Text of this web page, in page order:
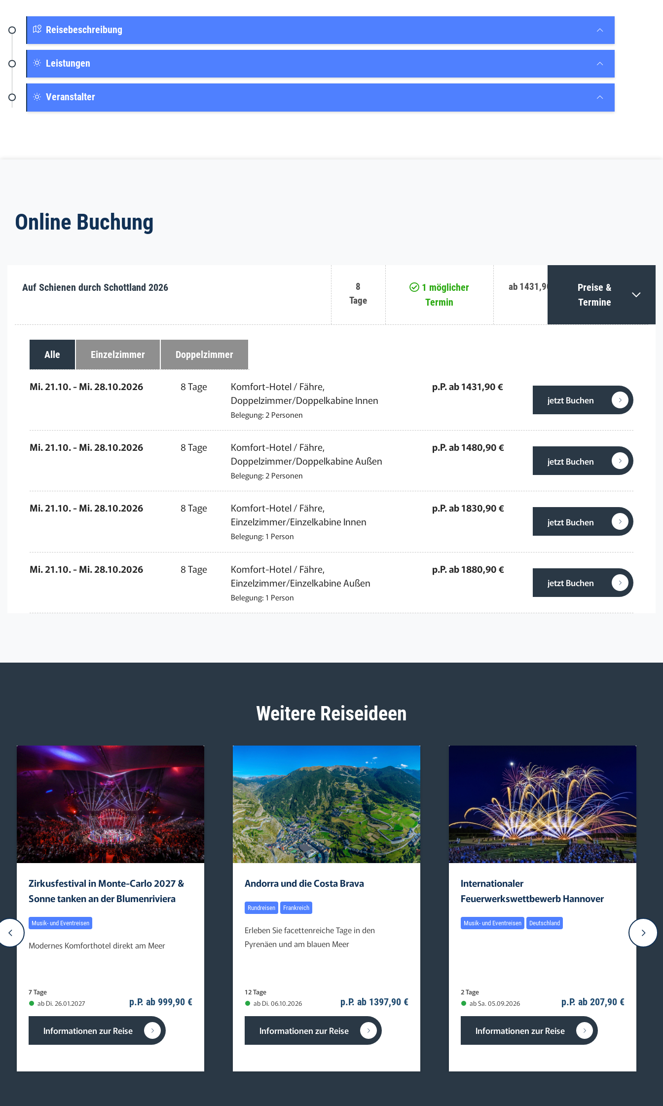
Reisebeschreibung
Leistungen
Veranstalter
Online Buchung
Auf Schienen durch Schottland 2026
8
Tage
1 möglicher
Termin
ab 1431,90 €
Preise &
Termine
Alle Einzelzimmer Doppelzimmer
Mi. 21.10. - Mi. 28.10.2026 8 Tage
Komfort-Hotel / Fähre,
Doppelzimmer/Doppelkabine Innen
Belegung: 2 Personen
p.P. ab 1431,90 €
jetzt Buchen
Mi. 21.10. - Mi. 28.10.2026 8 Tage
Komfort-Hotel / Fähre,
Doppelzimmer/Doppelkabine Außen
Belegung: 2 Personen
p.P. ab 1480,90 €
jetzt Buchen
Mi. 21.10. - Mi. 28.10.2026 8 Tage
Komfort-Hotel / Fähre,
Einzelzimmer/Einzelkabine Innen
Belegung: 1 Person
p.P. ab 1830,90 €
jetzt Buchen
Mi. 21.10. - Mi. 28.10.2026 8 Tage
Komfort-Hotel / Fähre,
Einzelzimmer/Einzelkabine Außen
Belegung: 1 Person
p.P. ab 1880,90 €
jetzt Buchen
Weitere Reiseideen
Zirkusfestival in Monte-Carlo 2027 &
Sonne ­tanken an der Blumenriviera
Musik- und Eventreisen
Modernes Komforthotel direkt am Meer
7 Tage
ab Di. 26.01.2027
p.P. ab 999,90 €
Informationen zur Reise
Andorra und die Costa Brava
Rundreisen Frankreich
Erleben Sie facettenreiche Tage in den
Pyrenäen und am blauen Meer
12 Tage
ab Di. 06.10.2026
p.P. ab 1397,90 €
Informationen zur Reise
Internationaler
Feuerwerkswettbewerb Hannover
Musik- und Eventreisen Deutschland
2 Tage
ab Sa. 05.09.2026
p.P. ab 207,90 €
Informationen zur Reise